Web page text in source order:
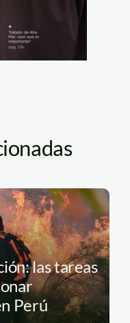
las tareas
Perú